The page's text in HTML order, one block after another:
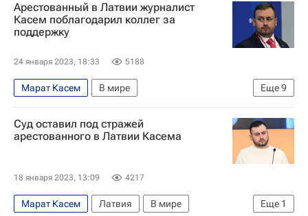
Арестованный в Латвии журналист
Касем поблагодарил коллег за
поддержку
24 января 2023, 18:33 5188
Еще9
Марат Касем
В мире
Татьяна Москалькова
Дмитрий Киселев
Латвия
Союз журналистов России
Европейский суд
ООН
Суд оставил под стражей
арестованного в Латвии Касема
18 января 2023, 13:09 4217
Еще 1
Марат Касем Латвия
В мире